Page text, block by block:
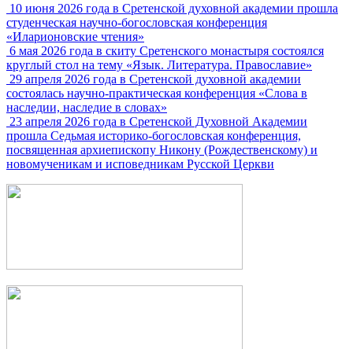
10 июня 2026 года в Сретенской духовной академии прошла
студенческая научно-богословская конференция
«Иларионовские чтения»
6 мая 2026 года в скиту Сретенского монастыря состоялся
круглый стол на тему «Язык. Литература. Православие»
29 апреля 2026 года в Сретенской духовной академии
состоялась научно-практическая конференция «Слова в
наследии, наследие в словах»
23 апреля 2026 года в Сретенской Духовной Академии
прошла Седьмая историко-богословская конференция,
посвященная архиепископу Никону (Рождественскому) и
новомученикам и исповедникам Русской Церкви